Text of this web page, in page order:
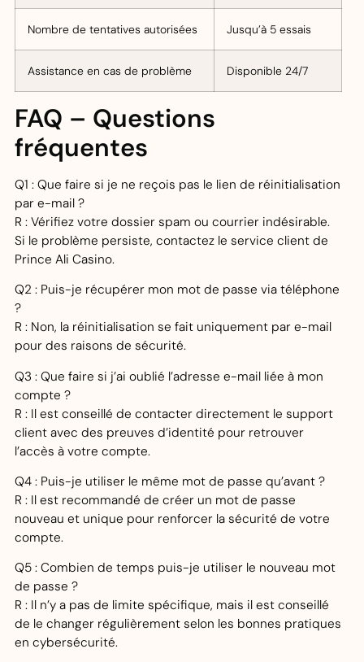
Nombre de tentatives autorisées Jusqu’à 5 essais
Assistance en cas de problème Disponible 24/7
FAQ – Questions
fréquentes
Q1 : Que faire si je ne reçois pas le lien de réinitialisation
par e-mail ?
R : Vérifiez votre dossier spam ou courrier indésirable.
Si le problème persiste, contactez le service client de
Prince Ali Casino.
Q2 : Puis-je récupérer mon mot de passe via téléphone
?
R : Non, la réinitialisation se fait uniquement par e-mail
pour des raisons de sécurité.
Q3 : Que faire si j’ai oublié l’adresse e-mail liée à mon
compte ?
R : Il est conseillé de contacter directement le support
client avec des preuves d’identité pour retrouver
l’accès à votre compte.
Q4 : Puis-je utiliser le même mot de passe qu’avant ?
R : Il est recommandé de créer un mot de passe
nouveau et unique pour renforcer la sécurité de votre
compte.
Q5 : Combien de temps puis-je utiliser le nouveau mot
de passe ?
R : Il n’y a pas de limite spécifique, mais il est conseillé
de le changer régulièrement selon les bonnes pratiques
en cybersécurité.